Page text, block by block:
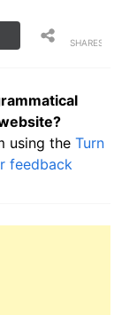
SHARES
using the Turn
feedback